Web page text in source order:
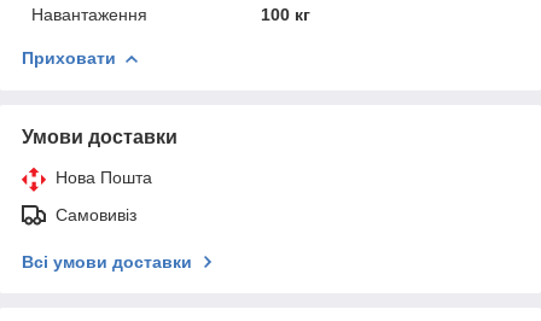
Навантаження
100 кг
Приховати
Умови доставки
Нова Пошта
Самовивіз
Всі умови доставки